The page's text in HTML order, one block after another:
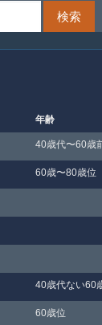
年齢
40歳代〜60歳
60歳〜80歳位
40歳代ない60
60歳位